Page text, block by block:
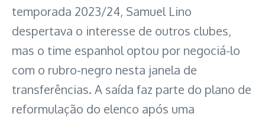
temporada 2023/24, Samuel Lino
despertava o interesse de outros clubes,
mas o time espanhol optou por negociá-lo
com o rubro-negro nesta janela de
transferências. A saída faz parte do plano de
reformulação do elenco após uma